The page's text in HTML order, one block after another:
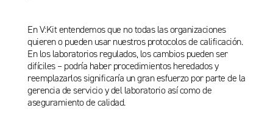
En V:Kit entendemos que no todas las organizaciones
quieren o pueden usar nuestros protocolos de calificación.
En los laboratorios regulados, los cambios pueden ser
difíciles – podría haber procedimientos heredados y
reemplazarlos significaría un gran esfuerzo por parte de la
gerencia de servicio y del laboratorio así como de
aseguramiento de calidad.